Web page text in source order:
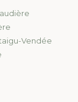
Vendée